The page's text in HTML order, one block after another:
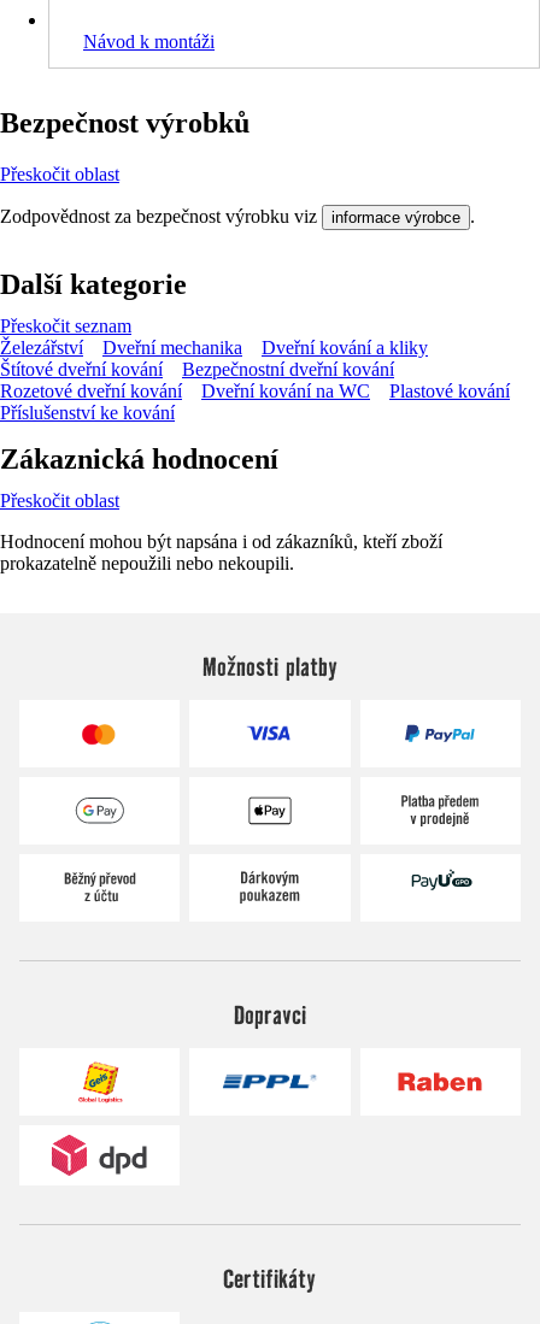
Návod k montáži
Bezpečnost výrobků
Přeskočit oblast
Zodpovědnost za bezpečnost výrobku viz informace výrobce .
Další kategorie
Přeskočit seznam
Železářství
Dveřní mechanika
Dveřní kování a kliky
Štítové dveřní kování
Bezpečnostní dveřní kování
Rozetové dveřní kování
Dveřní kování na WC
Plastové kování
Příslušenství ke kování
Zákaznická hodnocení
Přeskočit oblast
Hodnocení mohou být napsána i od zákazníků, kteří zboží
prokazatelně nepoužili nebo nekoupili.
Možnosti platby
Dopravci
Certifikáty